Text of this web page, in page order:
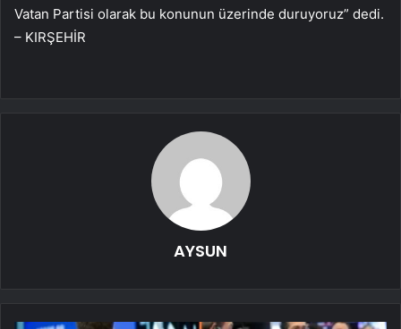
Vatan Partisi olarak bu konunun üzerinde duruyoruz” dedi.
– KIRŞEHİR
AYSUN